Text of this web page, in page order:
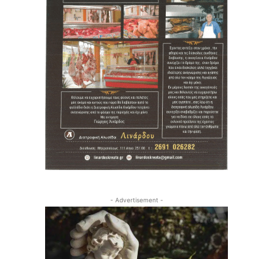
- Advertisement -